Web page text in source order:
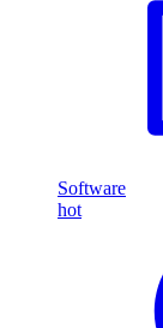
Software
hot